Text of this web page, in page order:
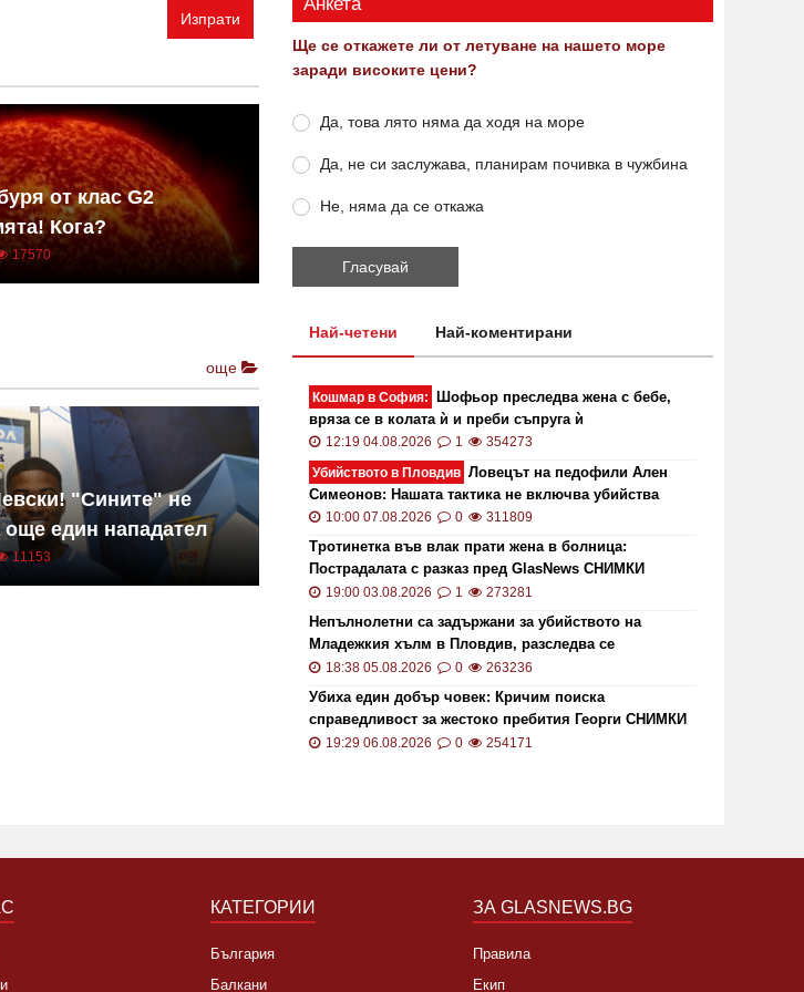
Изпрати
от клас G2
Кога?
17570
НОИ ще проверява за размера на
още
"Сините" не
още един нападател
11153
Ето кой може да наследи Тотев на
кметския пост в Пловдив
19:24 22.07.2019
Ще се откажете ли от летуване на нашето море
заради високите цени?
Да, това лято няма да ходя на море
Да, не си заслужава, планирам почивка в чужбина
Не, няма да се откажа
Най-четени Най-коментирани
Кошмар в София:
Шофьор преследва жена с бебе,
вряза се в колата ѝ и преби съпруга ѝ
12:19 04.08.2026 1
354273
Убийството в Пловдив Ловецът на педофили Ален
Симеонов: Нашата тактика не включва убийства
10:00 07.08.2026 0 311809
Тротинетка във влак прати жена в болница:
Пострадалата с разказ пред GlasNews СНИМКИ
19:00 03.08.2026 1 273281
Непълнолетни са задържани за убийството на
Младежкия хълм в Пловдив, разследва се
хомофобски мотив
18:38 05.08.2026 0 263236
Убиха един добър човек: Кричим поиска
справедливост за жестоко пребития Георги СНИМКИ
и ВИДЕО
19:29 06.08.2026 0 254171
КАТЕГОРИИ
България
Балкани
ЗА GLASNEWS.BG
Правила
Екип